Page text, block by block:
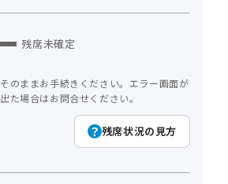
残席未確定
そのままお手続きください。エラー画面が
出た場合はお問合せください。
残席状況の見方